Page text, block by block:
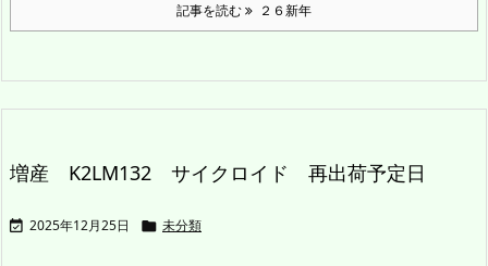
記事を読む ２６新年
増産 K2LM132 サイクロイド 再出荷予定日
 2025年12月25日  未分類